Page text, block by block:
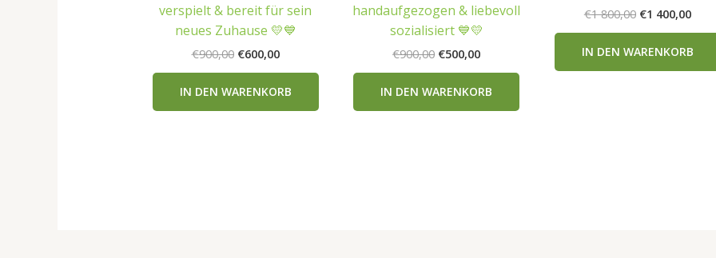
verspielt & bereit für sein
neues Zuhause 💛💙
€900,00 Ursprünglicher
€900,00
€600,00Aktueller
€600,00.
IN DEN WARENKORB
handaufgezogen & liebevoll
sozialisiert 💙💛
€900,00 Ursprünglicher
€900,00
€500,00Aktueller
€500,00.
IN DEN WARENKORB
€1 800,00
€1
800,00
€1 400,00
€1
IN DEN WARENKORB